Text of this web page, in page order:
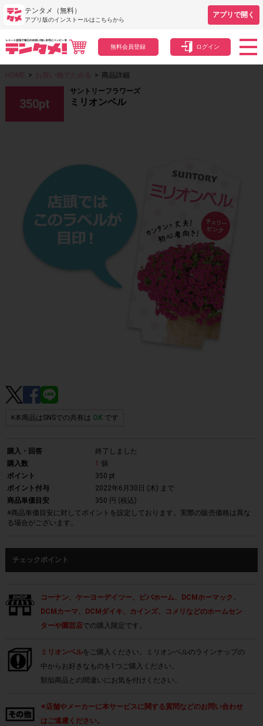
テンタメ（無料）
アプリ版のインストールはこちらから
アプリで開く
無料会員登録 ログイン
HOME > お買い物でためる > 商品詳細
350pt
サントリーフラワーズ
ミリオンベル
※本商品はSNSでの共有は OKです
購入・回答
終了しました
購入数
1 個
ポイント
350 pt
ポイント付与
2022年6月30日 (木) まで
商品単価目安
350 円 (税込)
※商品単価目安に対してポイントを設定しております。実際の販売価格は異な
る場合がございます。
チェックポイント
コーナン、ケーヨーデイツー、ビバホーム、DCMホーマック、
DCMカーマ、DCMダイキ、カインズ、コメリなどのホームセン
ターや園芸店での購入限定です。
ミリオンベルをご購入ください。ミリオンベルのラインナップの
中からお好きなものを1つご購入ください。
類似商品との間違いにお気を付けください。
※店舗やメーカーに本サービスに関する質問などのお問い合わせ
はご遠慮ください。